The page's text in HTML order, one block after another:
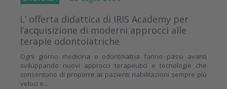
L’ offerta didattica di IRIS Academy per
l’acquisizione di moderni approcci alle
terapie odontoiatriche
Ogni giorno medicina e odontoiatria fanno passi avanti
sviluppando nuovi approcci terapeutici e tecnologie che
consentono di proporre ai pazienti riabilitazioni sempre più
veloci e...